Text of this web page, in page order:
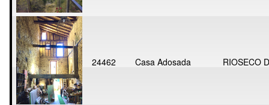
24462 Casa Adosada RIOSECO